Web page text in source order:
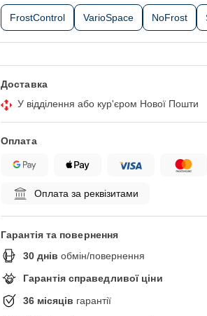
FrostControl VarioSpace NoFrost
Доставка
У відділення або кур'єром Нової Пошти
Оплата
Оплата за реквізитами
Гарантія та повернення
30 днів обмін/повернення
Гарантія справедливої ціни
36 місяців гарантії